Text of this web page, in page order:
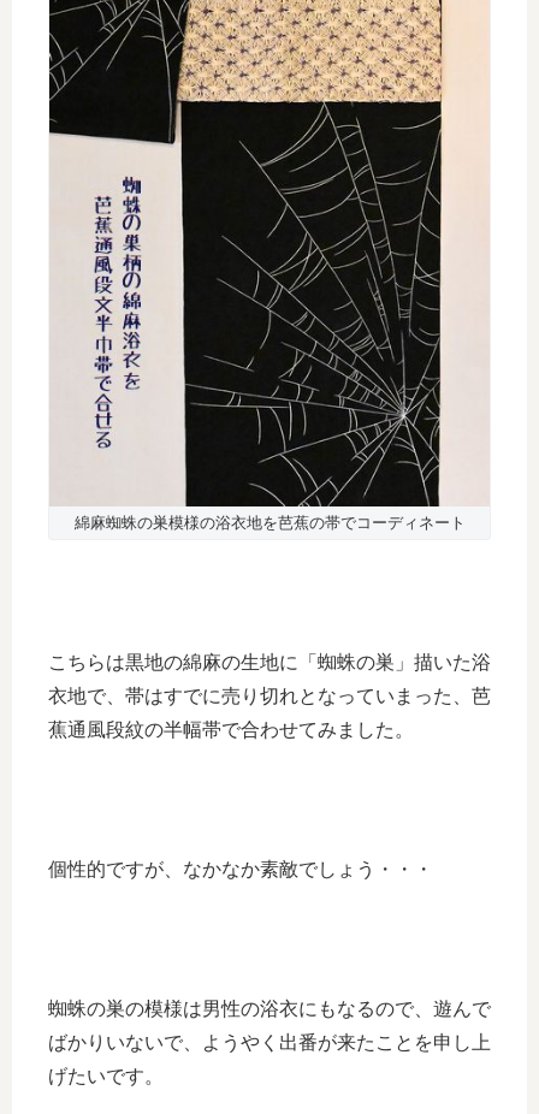
綿麻蜘蛛の巣模様の浴衣地を芭蕉の帯でコーディネート
こちらは黒地の綿麻の生地に「蜘蛛の巣」描いた浴
衣地で、帯はすでに売り切れとなっていまった、芭
蕉通風段紋の半幅帯で合わせてみました。
個性的ですが、なかなか素敵でしょう・・・
蜘蛛の巣の模様は男性の浴衣にもなるので、遊んで
ばかりいないで、ようやく出番が来たことを申し上
げたいです。